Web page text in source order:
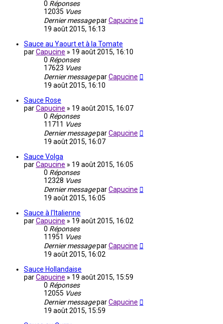
0 Réponses
12035 Vues
Dernier messageparCapucine
19 août 2015, 16:13
Sauce au Yaourt et à la Tomate
parCapucine » 19 août 2015, 16:10
0 Réponses
17623 Vues
Dernier messageparCapucine
19 août 2015, 16:10
Sauce Rose
parCapucine » 19 août 2015, 16:07
0 Réponses
11711 Vues
Dernier messageparCapucine
19 août 2015, 16:07
Sauce Volga
parCapucine » 19 août 2015, 16:05
0 Réponses
12328 Vues
Dernier messageparCapucine
19 août 2015, 16:05
Sauce à l'Italienne
parCapucine » 19 août 2015, 16:02
0 Réponses
11951 Vues
Dernier messageparCapucine
19 août 2015, 16:02
Sauce Hollandaise
parCapucine » 19 août 2015, 15:59
0 Réponses
12055 Vues
Dernier messageparCapucine
19 août 2015, 15:59